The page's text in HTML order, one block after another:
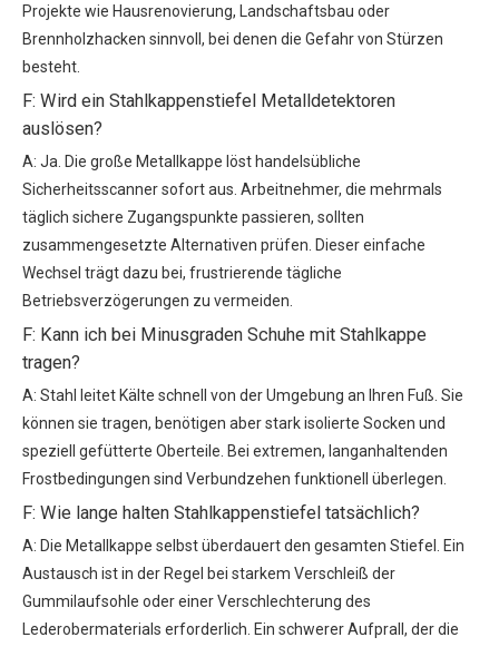
Projekte wie Hausrenovierung, Landschaftsbau oder
Brennholzhacken sinnvoll, bei denen die Gefahr von Stürzen
besteht.
F: Wird ein Stahlkappenstiefel Metalldetektoren
auslösen?
A: Ja. Die große Metallkappe löst handelsübliche
Sicherheitsscanner sofort aus. Arbeitnehmer, die mehrmals
täglich sichere Zugangspunkte passieren, sollten
zusammengesetzte Alternativen prüfen. Dieser einfache
Wechsel trägt dazu bei, frustrierende tägliche
Betriebsverzögerungen zu vermeiden.
F: Kann ich bei Minusgraden Schuhe mit Stahlkappe
tragen?
A: Stahl leitet Kälte schnell von der Umgebung an Ihren Fuß. Sie
können sie tragen, benötigen aber stark isolierte Socken und
speziell gefütterte Oberteile. Bei extremen, langanhaltenden
Frostbedingungen sind Verbundzehen funktionell überlegen.
F: Wie lange halten Stahlkappenstiefel tatsächlich?
A: Die Metallkappe selbst überdauert den gesamten Stiefel. Ein
Austausch ist in der Regel bei starkem Verschleiß der
Gummilaufsohle oder einer Verschlechterung des
Lederobermaterials erforderlich. Ein schwerer Aufprall, der die